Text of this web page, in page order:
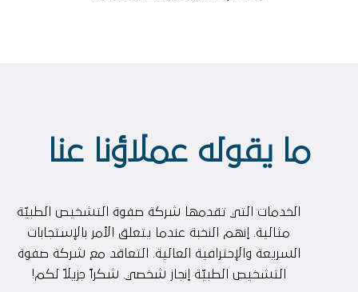
ما يقوله عملاؤنا عنا
الخدمات التي تقدمها شركة صفوة التشخيص الطبيّة
مثالية. إنهم النخبة عندما يتعلق الأمر بالإستجابات
السريعة والإحترافية العالية. التعاقد مع شركة صفوة
التشخيص الطبيّة إنجاز شخصي. شكراﹰ جزيلاﹰ لكم!